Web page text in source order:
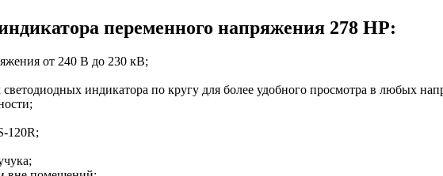
переменного напряжения 278 HP:
от 240 В до 230 кВ;
индикатора по кругу для более удобного просмотра в любых
120R;